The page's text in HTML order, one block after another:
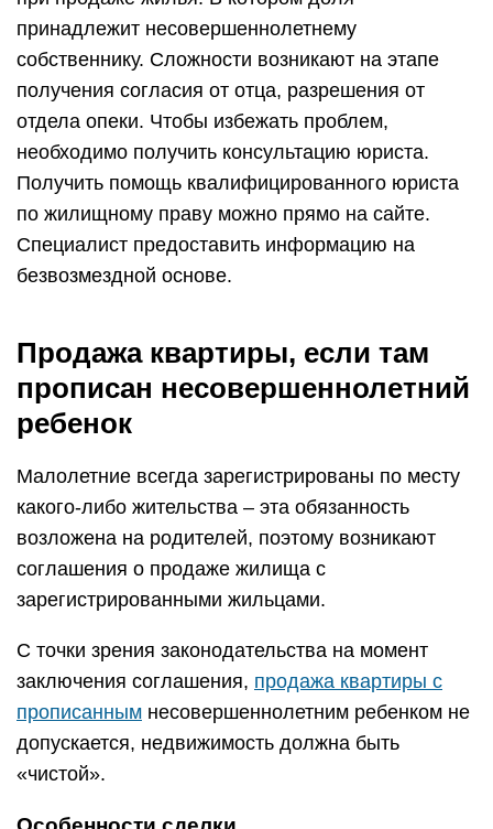
принадлежит несовершеннолетнему
собственнику. Сложности возникают на этапе
получения согласия от отца, разрешения от
отдела опеки. Чтобы избежать проблем,
необходимо получить консультацию юриста.
Получить помощь квалифицированного юриста
по жилищному праву можно прямо на сайте.
Специалист предоставить информацию на
безвозмездной основе.
Продажа квартиры, если там
прописан несовершеннолетний
ребенок
Малолетние всегда зарегистрированы по месту
какого-либо жительства – эта обязанность
возложена на родителей, поэтому возникают
соглашения о продаже жилища с
зарегистрированными жильцами.
С точки зрения законодательства на момент
заключения соглашения, продажа квартиры с
прописанным несовершеннолетним ребенком не
допускается, недвижимость должна быть
«чистой».